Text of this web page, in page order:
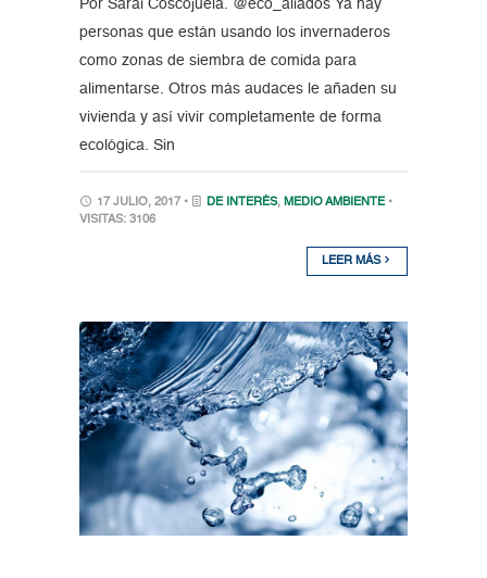
Por Sarai Coscojuela. @eco_aliados Ya hay
personas que están usando los invernaderos
como zonas de siembra de comida para
alimentarse. Otros más audaces le añaden su
vivienda y así vivir completamente de forma
ecológica. Sin
17 JULIO, 2017 • DE INTERÉS, MEDIO AMBIENTE •
VISITAS: 3106
LEER MÁS